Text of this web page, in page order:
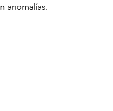
anomalías.